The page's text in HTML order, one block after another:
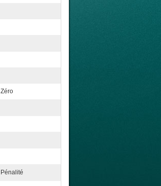
Zéro
Pénalité